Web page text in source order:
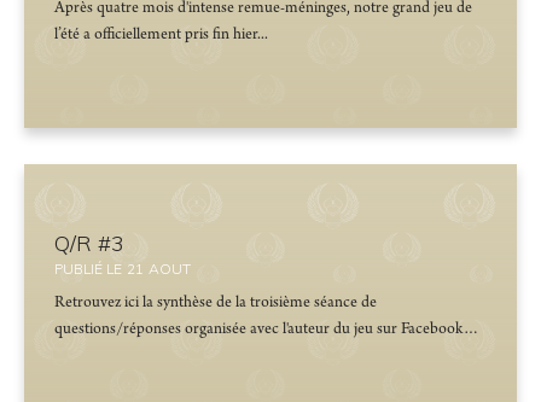
Après quatre mois d'intense remue-méninges, notre grand jeu de
l’été a officiellement pris fin hier...
Q/R #3
PUBLIÉ LE 21 AOUT
Retrouvez ici la synthèse de la troisième séance de
questions/réponses organisée avec l'auteur du jeu sur Facebook…